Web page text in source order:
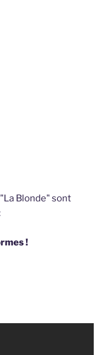
Blonde" sont
!